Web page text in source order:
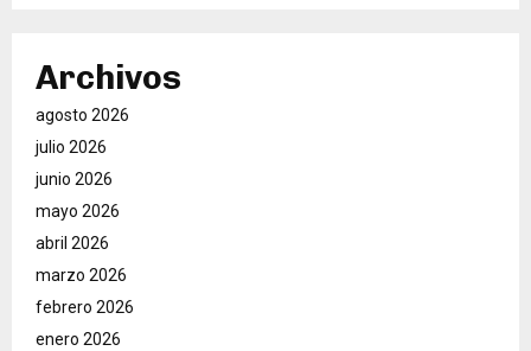
Archivos
agosto 2026
julio 2026
junio 2026
mayo 2026
abril 2026
marzo 2026
febrero 2026
enero 2026